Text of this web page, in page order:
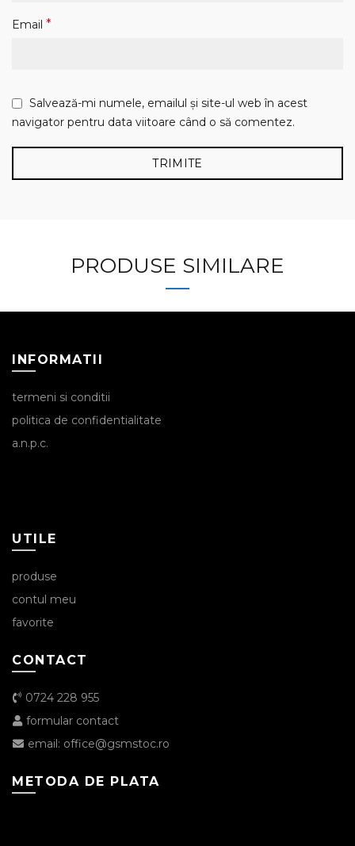
Email *
Salvează-mi numele, emailul și site-ul web în acest
navigator pentru data viitoare când o să comentez.
PRODUSE SIMILARE
INFORMATII
termeni si conditii
politica de confidentialitate
a.n.p.c.
UTILE
produse
contul meu
favorite
CONTACT
0724 228 955
formular contact
email: office@gsmstoc.ro
METODA DE PLATA